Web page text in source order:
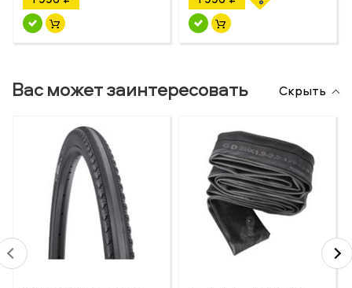
Вас может заинтересовать Скрыть